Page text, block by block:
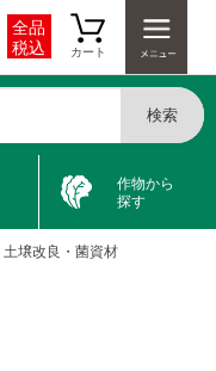
全品
税込
カート
検索
作物から
探す
土壌改良・菌資材